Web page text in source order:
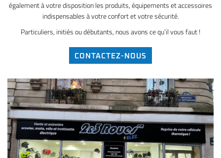
également à votre disposition les produits, équipements et accessoires
indispensables à votre confort et votre sécurité.
Particuliers, initiés ou débutants, nous avons ce qu’il vous faut !
CONTACTEZ-NOUS